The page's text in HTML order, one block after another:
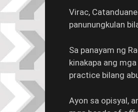
Virac,
panunungkulan
Sa panayam ng
kinakapa ang
practice bilang
Ayon sa opisyal,